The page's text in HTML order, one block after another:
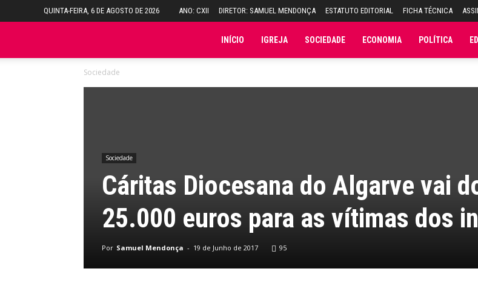
QUINTA-FEIRA, 6 DE AGOSTO DE 2026 ANO: CXII DIRETOR: SAMUEL MENDONÇA ESTATUTO EDITORIAL FICHA TÉCNICA
INÍCIO IGREJA SOCIEDADE ECONOMIA POLÍTICA
Sociedade
Sociedade
Cáritas Diocesana do Algarve vai
25.000 euros para as vítimas dos
Por Samuel Mendonça - 19 de Junho de 2017 95